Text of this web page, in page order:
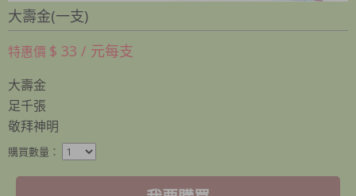
大壽金(一支)
特惠價 $ 33 / 元每支
大壽金
足千張
敬拜神明
購買數量：